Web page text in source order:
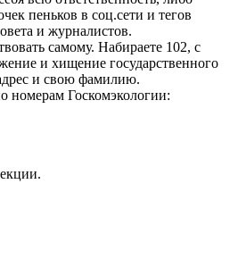
пеньков в соц.сети и тегов
и журналистов.
самому. Набираете 102, с
и хищение государственного
и свою фамилию.
номерам Госкомэкологии: